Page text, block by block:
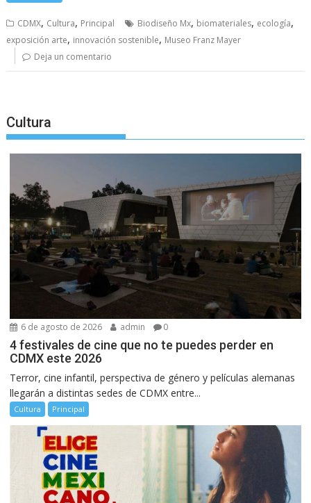
CDMX, Cultura, Principal Biodiseño Mx, biomateriales, ecología,
exposición arte, innovación sostenible, Museo Franz Mayer
Deja un comentario
Cultura
6 de agosto de 2026 admin 0
4 festivales de cine que no te puedes perder en
CDMX este 2026
Terror, cine infantil, perspectiva de género y películas alemanas
llegarán a distintas sedes de CDMX entre...
Cultura Principal